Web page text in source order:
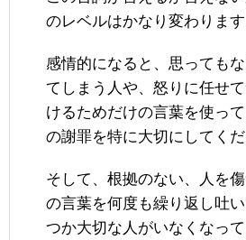
のレベルはかなり変わります
感情的になると、思っても
てしまう人や、怒りに任せ
けるためだけの言葉を使っ
の謝罪を特に大切にしてくだ
そして、根拠のない、人を
の言葉を何度も繰り返し吐
つか大切な人がいなくなっ